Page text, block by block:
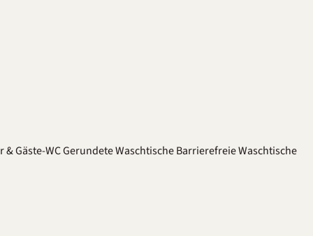
& Gäste-WCGerundete WaschtischeBarrierefreie Waschtische